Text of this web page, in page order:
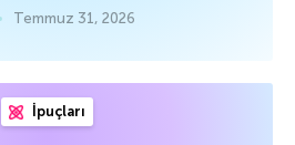
Temmuz 31, 2026
İpuçları